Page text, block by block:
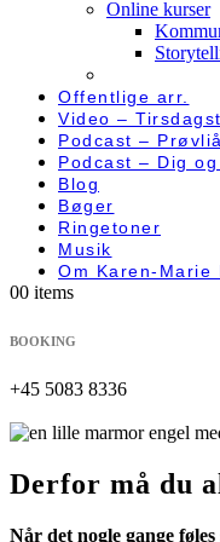
Online kurser
Offentlige arr.
Video –
Podcast –
Podcast – Dig
Blog
Bøger
Ringetoner
Musik
Om Karen-Marie
00 items
BOOKING
+45 5083 8336
Derfor må du
Når det nogle gange